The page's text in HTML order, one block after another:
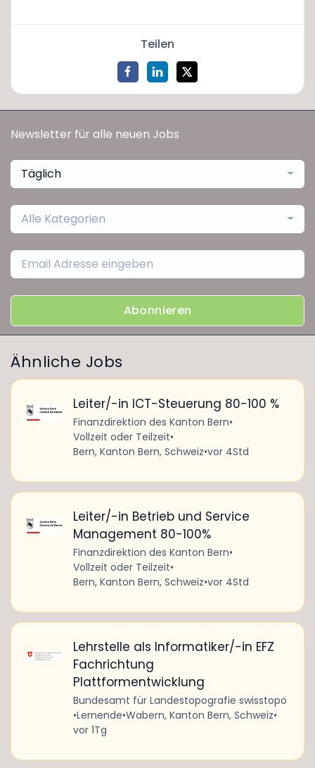
Teilen
Newsletter für alle neuen Jobs
Täglich
Alle Kategorien
Abonnieren
Ähnliche Jobs
Leiter/-in ICT-Steuerung 80-100 %
Finanzdirektion des Kanton Bern•
Vollzeit oder Teilzeit•
Bern, Kanton Bern, Schweiz•vor 4Std
Leiter/-in Betrieb und Service
Management 80-100%
Finanzdirektion des Kanton Bern•
Vollzeit oder Teilzeit•
Bern, Kanton Bern, Schweiz•vor 4Std
Lehrstelle als Informatiker/-in EFZ
Fachrichtung
Plattformentwicklung
Bundesamt für Landestopografie swisstopo
•Lernende•Wabern, Kanton Bern, Schweiz•
vor 1Tg